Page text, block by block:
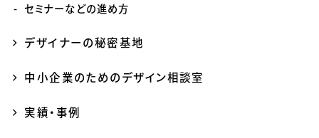
セミナーなどの進め方
デザイナーの秘密基地
中小企業のためのデザイン相談室
実績・事例